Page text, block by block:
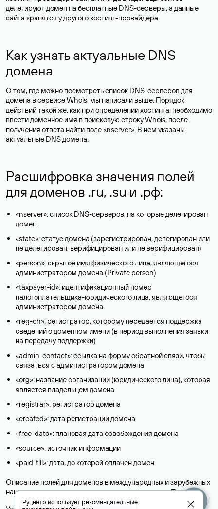
делегируют домен на бесплатные DNS-серверы, а данные
сайта хранятся у другого хостинг-провайдера.
Как узнать актуальные DNS
домена
О том, где можно посмотреть список DNS-серверов для
домена в сервисе Whois, мы написали выше. Порядок
действий такой же, как при определении хостинга: необходимо
ввести доменное имя в поисковую строку Whois, после
получения ответа найти поле «nserver». В нем указаны
актуальные DNS домена.
Расшифровка значения полей
для доменов .ru, .su и .рф:
«nserver»: список DNS-серверов, на которые делегирован
домен
«state»: статус домена (зарегистрирован, делегирован или
не делегирован, верифицирован или не верифицирован)
«person»: скрытое имя физического лица, являющегося
администратором домена (Privatе person)
«taxpayer-id»: идентификационный номер
налогоплательщика-юридического лица, являющегося
администратором домена
«reg-ch»: регистратор, которому передается поддержка
сведений о доменном имени (в период выполнения заявки
на передачу поддержки)
«admin-contact»: ссылка на форму обратной связи, чтобы
связаться с администратором домена
«org»: название организации (юридического лица), которая
является владельцем домена
«registrar»: регистратор домена
«created»: дата регистрации домена
«free-date»: плановая дата освобождения домена
«source»: источник информации
«paid-till»: дата, до которой оплачен домен
Описание полей для доменов в международных и зарубежных
национальных доменах представлены в разделе «Помощь».
Руцентр используетрекомендательные